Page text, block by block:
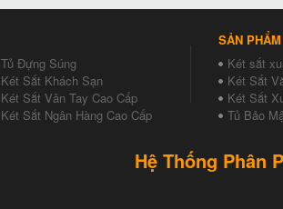
Tủ Đựng Súng
Két Sắt Khách Sạn
Két Sắt Vân Tay Cao Cấp
Két Sắt Ngân Hàng Cao Cấp
SẢN
Két sắt
Két Sắt
Két Sắt
Tủ Bảo
Hệ Thống Phân